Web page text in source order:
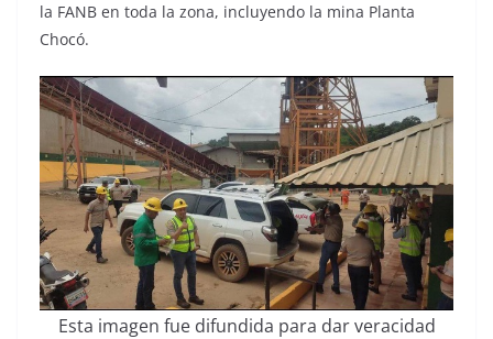
la FANB en toda la zona, incluyendo la mina Planta
Chocó.
Esta imagen fue difundida para dar veracidad